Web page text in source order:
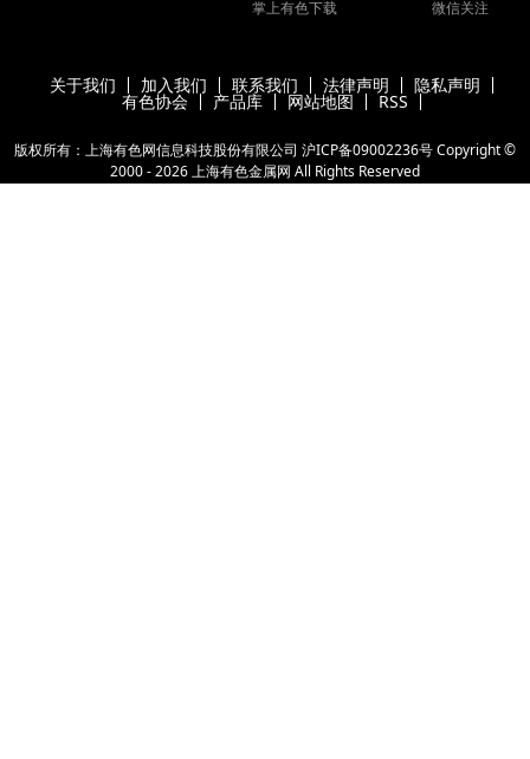
掌上有色下载 微信关注
关于我们 加入我们 联系我们 法律声明 隐私声明
有色协会 产品库 网站地图 RSS
版权所有：上海有色网信息科技股份有限公司 沪ICP备09002236号Copyright ©
2000 -2026上海有色金属网 All Rights Reserved